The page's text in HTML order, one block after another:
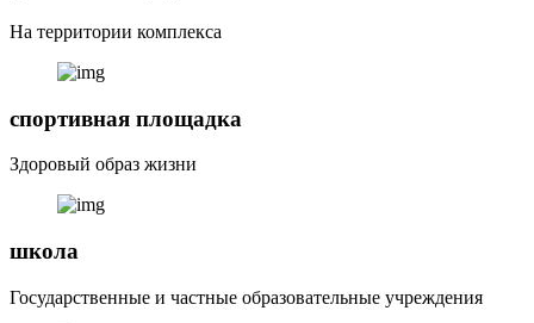
На территории комплекса
спортивная площадка
Здоровый образ жизни
школа
Государственные и частные образовательные учреждения